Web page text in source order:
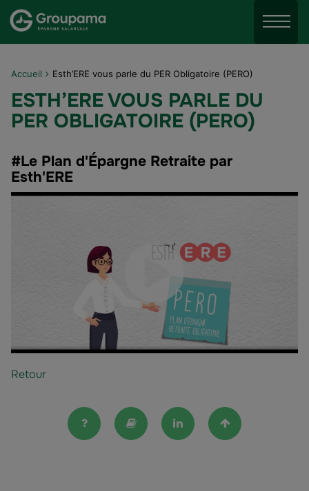
Aller au menu
Aller au contenu
Menu
Accueil Esth’ERE vous parle du PER Obligatoire (PERO)
ESTH’ERE VOUS PARLE DU
PER OBLIGATOIRE (PERO)
#Le Plan d'Épargne Retraite par
Esth'ERE
Retour
FAQ Lexique Linkedin Haut de la